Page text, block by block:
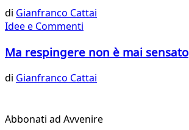
di Gianfranco Cattai
Idee e Commenti
Ma respingere non è mai sensato
di Gianfranco Cattai
Abbonati ad Avvenire